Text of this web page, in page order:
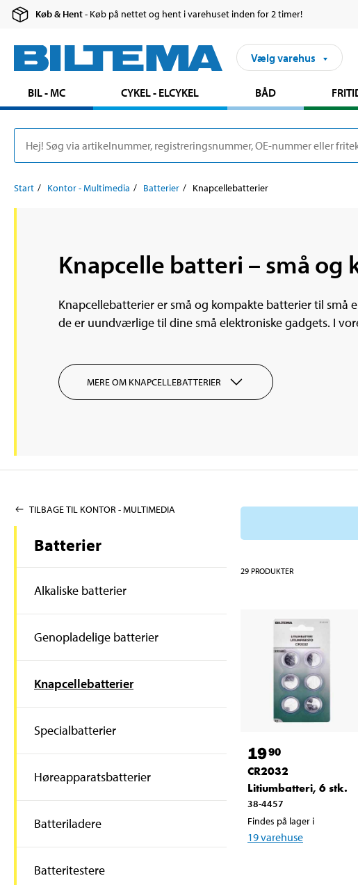
Køb & Hent- Køb på nettet og hent i varehuset inden for 2 timer!
Vælg varehus
BIL - MC CYKEL - ELCYKEL BÅD
Start Kontor - Multimedia Batterier Knapcellebatterier
Knapcelle batteri – små
Knapcellebatterier er små og kompakte batterier til små
de er uundværlige til dine små elektroniske gadgets. I
MERE OM KNAPCELLEBATTERIER
TILBAGE TIL KONTOR - MULTIMEDIA
Batterier
Alkaliske batterier
Genopladelige batterier
Knapcellebatterier
Specialbatterier
Høreapparatsbatterier
Batteriladere
Batteritestere
29 PRODUKTER
1990
CR2032
Litiumbatteri, 6 stk.
38-4457
Findes på lager i
19varehuse